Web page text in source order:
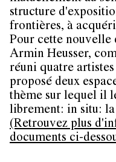
structure
frontières, à
Pour cette
Armin Heusser,
réuni quatre
proposé deux
thème sur lequel il
librement: in situ:
(Retrouvez plus
documents ci-